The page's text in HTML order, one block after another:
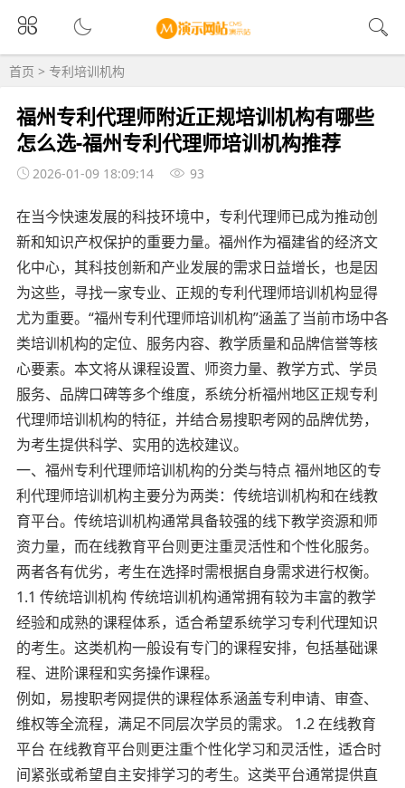
首页 > 专利培训机构
福州专利代理师附近正规培训机构有哪些
怎么选-福州专利代理师培训机构推荐
2026-01-09 18:09:14 93
在当今快速发展的科技环境中，专利代理师已成为推动创
新和知识产权保护的重要力量。福州作为福建省的经济文
化中心，其科技创新和产业发展的需求日益增长，也是因
为这些，寻找一家专业、正规的专利代理师培训机构显得
尤为重要。“福州专利代理师培训机构”涵盖了当前市场中各
类培训机构的定位、服务内容、教学质量和品牌信誉等核
心要素。本文将从课程设置、师资力量、教学方式、学员
服务、品牌口碑等多个维度，系统分析福州地区正规专利
代理师培训机构的特征，并结合易搜职考网的品牌优势，
为考生提供科学、实用的选校建议。
一、福州专利代理师培训机构的分类与特点 福州地区的专
利代理师培训机构主要分为两类：传统培训机构和在线教
育平台。传统培训机构通常具备较强的线下教学资源和师
资力量，而在线教育平台则更注重灵活性和个性化服务。
两者各有优劣，考生在选择时需根据自身需求进行权衡。
1.1 传统培训机构 传统培训机构通常拥有较为丰富的教学
经验和成熟的课程体系，适合希望系统学习专利代理知识
的考生。这类机构一般设有专门的课程安排，包括基础课
程、进阶课程和实务操作课程。
例如，易搜职考网提供的课程体系涵盖专利申请、审查、
维权等全流程，满足不同层次学员的需求。 1.2 在线教育
平台 在线教育平台则更注重个性化学习和灵活性，适合时
间紧张或希望自主安排学习的考生。这类平台通常提供直